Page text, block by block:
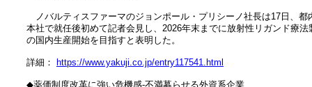
ノバルティスファーマのジョンポール・プリシーノ社長は17日、都
本社で就任後初めて記者会見し、2026年末までに放射性リガンド療法
の国内生産開始を目指すと表明した。
詳細： https://www.yakuji.co.jp/entry117541.html
◆薬価制度改革に強い危機感‐不満募らせる外資系企業